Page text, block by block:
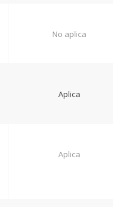
No aplica
Aplica
Aplica